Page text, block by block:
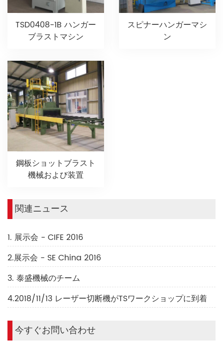
TSD0408-​​1B ハンガー
ブラストマシン
スピナーハンガーマシ
ン
鋼板ショットブラスト
機械および装置
関連ニュース
1. 展示会 - CIFE 2016
2.展示会 - SE China 2016
3. 泰盛機械のチーム
4.2018/11/13 レーザー切断機がTSワークショップに到着
今すぐお問い合わせ